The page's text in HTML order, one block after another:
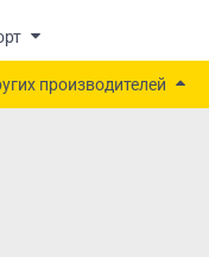
производителей